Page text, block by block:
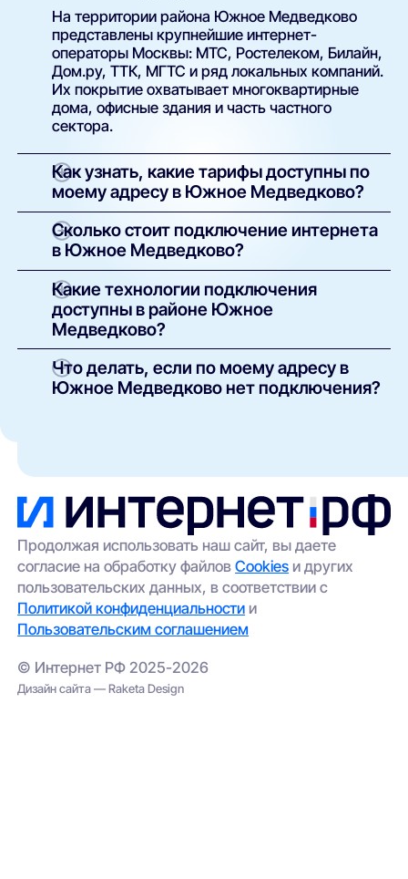
На территории района Южное Медведково
представлены крупнейшие интернет-
операторы Москвы: МТС, Ростелеком, Билайн,
Дом.ру, ТТК, МГТС и ряд локальных компаний.
Их покрытие охватывает многоквартирные
дома, офисные здания и часть частного
сектора.
Как узнать, какие тарифы доступны по
моему адресу в Южное Медведково?
Просто введите точный адрес (улицу и номер
дома) в поиске на нашем сайте. Система
покажет полный список доступных интернет-
провайдеров и тарифов с указанием скорости,
стоимости, наличия ТВ и условий подключения.
Сколько стоит подключение интернета
в Южное Медведково?
У большинства операторов базовое
подключение проводится бесплатно.
Оплачивается только выбранный тариф и, при
необходимости, аренда или покупка
оборудования. Точные условия указаны в
карточке каждого предложения.
Какие технологии подключения
доступны в районе Южное
Медведково?
В зависимости от здания и инфраструктуры
провайдеров могут быть доступны:
оптоволоконный интернет (FTTH/GPON);
особенно актуален для частных домов и
удалённых участков.
Что делать, если по моему адресу в
Южное Медведково нет подключения?
оставить заявку через наш сайт — мы
передадим её провайдерам;
выбрать альтернативный вариант
(например, беспроводной интернет);
проверить соседние адреса — иногда
сеть проведена в соседнем корпусе.
Продолжая использовать наш сайт, вы даете
согласие на обработку файловCookies и других
пользовательских данных, в соответствии с
Политикой конфиденциальности и
Пользовательским соглашением
© Интернет РФ 2025-2026
Дизайн сайта — Raketa Design